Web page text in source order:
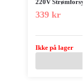
220V
339 kr
Ikke på lager